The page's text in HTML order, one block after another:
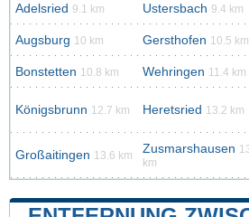
Adelsried 9.1 km Ustersbach 9.4 km
Augsburg 10 km Gersthofen 10.5 km
Bonstetten 10.8 km Wehringen 11.4 km
Königsbrunn 12.7 km Heretsried 13.2 km
Großaitingen 13.6 km Zusmarshausen
km